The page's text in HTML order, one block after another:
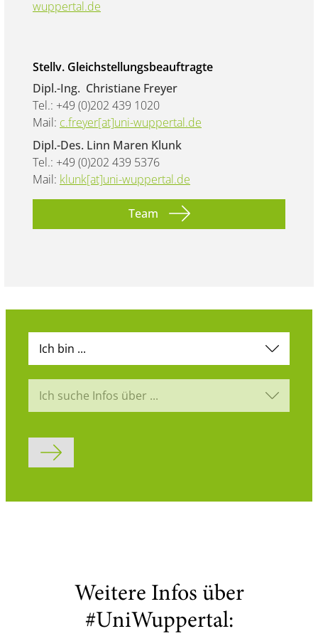
wuppertal.de
Stellv. Gleichstellungsbeauftragte
Dipl.-Ing. Christiane Freyer
Tel.: +49 (0)202 439 1020
Mail: c.freyer[at]uni-wuppertal.de
Dipl.-Des. Linn Maren Klunk
Tel.: +49 (0)202 439 5376
Mail: klunk[at]uni-wuppertal.de
Team
Ich bin ...
Ich suche Infos über ...
Formular abschicken
Weitere Infos über
#UniWuppertal: